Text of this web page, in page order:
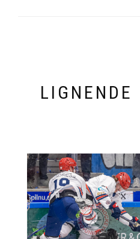
LIGNENDE